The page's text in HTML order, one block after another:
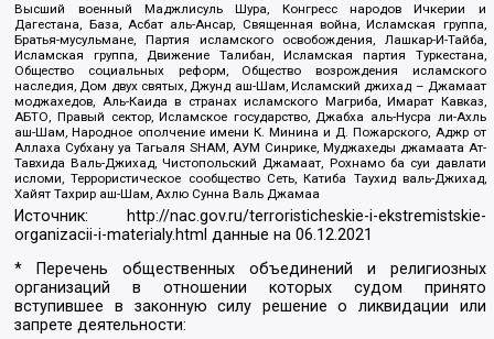
Высший военный Маджлисуль Шура, Конгресс народов Ичкерии и
Дагестана, База, Асбат аль-Ансар, Священная война, Исламская группа,
Братья-мусульмане, Партия исламского освобождения, Лашкар-И-Тайба,
Исламская группа, Движение Талибан, Исламская партия Туркестана,
Общество социальных реформ, Общество возрождения исламского
наследия, Дом двух святых, Джунд аш-Шам, Исламский джихад – Джамаат
моджахедов, Аль-Каида в странах исламского Магриба, Имарат Кавказ,
АБТО, Правый сектор, Исламское государство, Джабха аль-Нусра ли-Ахль
аш-Шам, Народное ополчение имени К. Минина и Д. Пожарского, Аджр от
Аллаха Субхану уа Тагьаля SHAM, АУМ Синрике, Муджахеды джамаата Ат-
Тавхида Валь-Джихад, Чистопольский Джамаат, Рохнамо ба суи давлати
исломи, Террористическое сообщество Сеть, Катиба Таухид валь-Джихад,
Хайят Тахрир аш-Шам, Ахлю Сунна Валь Джамаа
Источник:
http://nac.gov.ru/terroristicheskie-i-ekstremistskie-
organizacii-i-materialy.html данные на06.12.2021
* Перечень общественных объединений и религиозных
организаций в отношении которых судом принято
вступившее в законную силу решение о ликвидации или
запрете деятельности: